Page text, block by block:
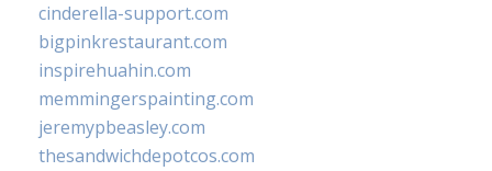
cinderella-support.com
bigpinkrestaurant.com
inspirehuahin.com
memmingerspainting.com
jeremypbeasley.com
thesandwichdepotcos.com